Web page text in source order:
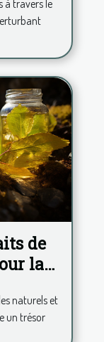
à travers le
de
la
naturels et
un trésor